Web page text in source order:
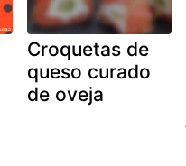
Croquetas de
queso curado
de oveja